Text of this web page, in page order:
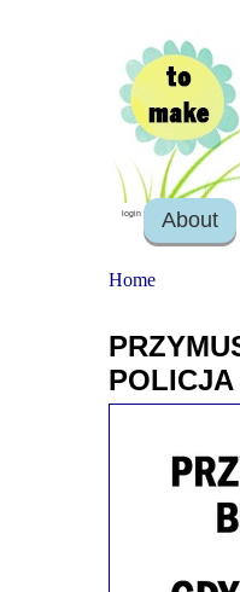
login About
Home
POLICJA